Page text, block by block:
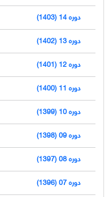
دوره 14 (1403)
دوره 13 (1402)
دوره 12 (1401)
دوره 11 (1400)
دوره 10 (1399)
دوره 09 (1398)
دوره 08 (1397)
دوره 07 (1396)